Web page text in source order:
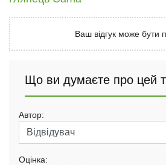
Ваш відгук може бути
Що ви думаєте про цей
Автор:
Оцінка: